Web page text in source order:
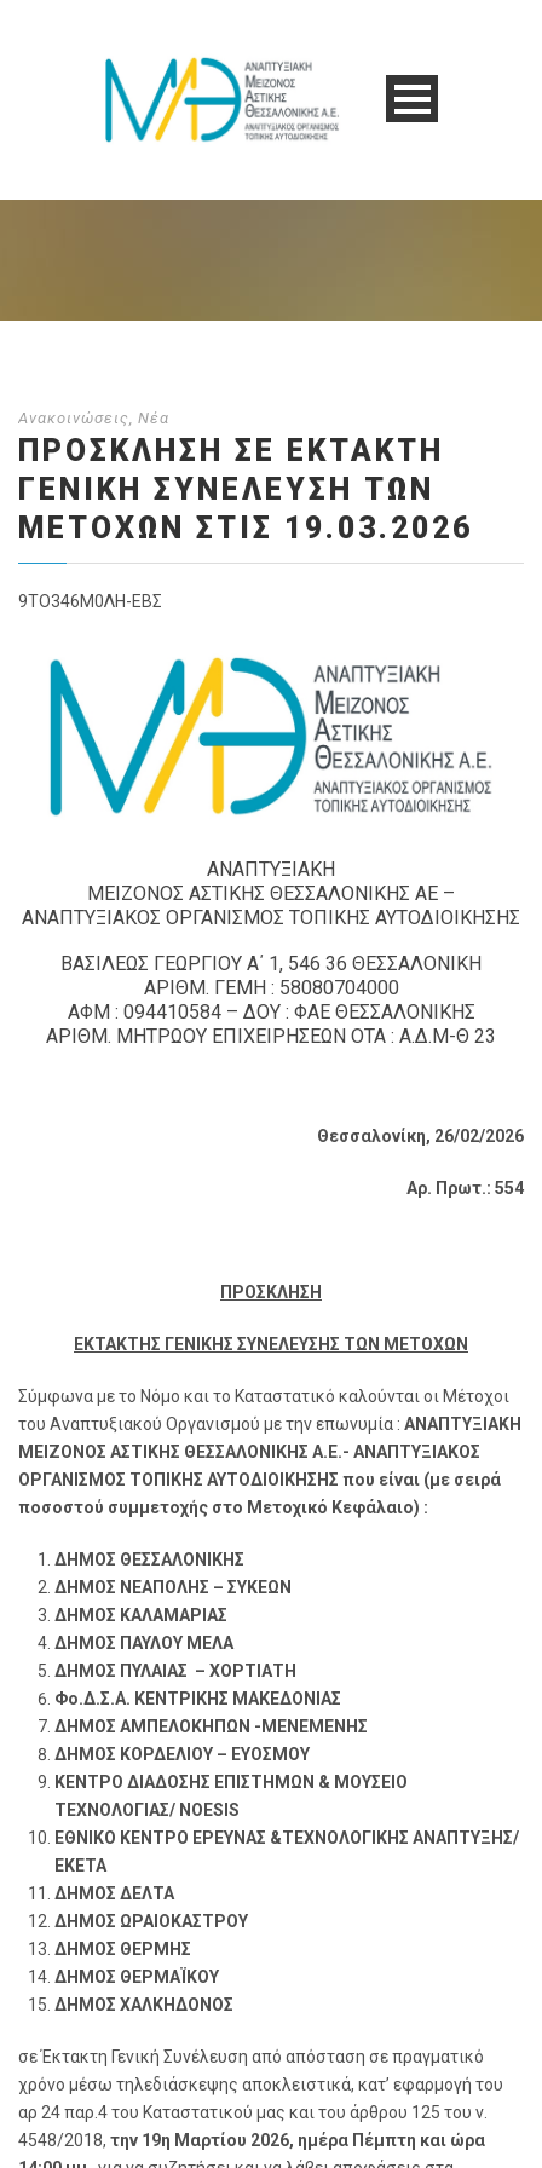
Ανακοινώσεις Νέα
ΠΡΟΣΚΛΗΣΗ ΣΕ EKTAKTH
ΓΕΝΙΚΗ ΣΥΝΕΛΕΥΣΗ ΤΩΝ
ΜΕΤΟΧΩΝ ΣΤΙΣ 19.03.2026
9ΤΟ346Μ0ΛΗ-ΕΒΣ
ΑΝΑΠΤΥΞΙΑΚΗ
ΜΕΙΖΟΝΟΣ ΑΣΤΙΚΗΣ ΘΕΣΣΑΛΟΝΙΚΗΣ ΑΕ –
ΑΝΑΠΤΥΞΙΑΚΟΣ ΟΡΓΑΝΙΣΜΟΣ ΤΟΠΙΚΗΣ ΑΥΤΟΔΙΟΙΚΗΣΗΣ
ΒΑΣΙΛΕΩΣ ΓΕΩΡΓΙΟΥ Α΄ 1, 546 36 ΘΕΣΣΑΛΟΝΙΚΗ
ΑΡΙΘΜ. ΓΕΜΗ : 58080704000
ΑΦΜ : 094410584 – ΔΟΥ : ΦΑΕ ΘΕΣΣΑΛΟΝΙΚΗΣ
ΑΡΙΘΜ. ΜΗΤΡΩΟΥ ΕΠΙΧΕΙΡΗΣΕΩΝ ΟΤΑ : Α.Δ.Μ-Θ 23
Θεσσαλονίκη, 26/02/2026
Αρ. Πρωτ.: 554
ΠΡΟΣΚΛΗΣΗ
ΕΚΤΑΚΤΗΣ ΓΕΝΙΚΗΣ ΣΥΝΕΛΕΥΣΗΣ ΤΩΝ ΜΕΤΟΧΩΝ
Σύμφωνα με το Νόμο και το Καταστατικό καλούνται οι Μέτοχοι
του Αναπτυξιακού Οργανισμού με την επωνυμία : ΑΝΑΠΤΥΞΙΑΚΗ
ΜΕΙΖΟΝΟΣ ΑΣΤΙΚΗΣ ΘΕΣΣΑΛΟΝΙΚΗΣ Α.Ε.- ΑΝΑΠΤΥΞΙΑΚΟΣ
ΟΡΓΑΝΙΣΜΟΣ ΤΟΠΙΚΗΣ ΑΥΤΟΔΙΟΙΚΗΣΗΣ που είναι (με σειρά
ποσοστού συμμετοχής στο Μετοχικό Κεφάλαιο) :
ΔΗΜΟΣ ΘΕΣΣΑΛΟΝΙΚΗΣ
ΔΗΜΟΣ ΝΕΑΠΟΛΗΣ – ΣΥΚΕΩΝ
ΔΗΜΟΣ ΚΑΛΑΜΑΡΙΑΣ
ΔΗΜΟΣ ΠΑΥΛΟΥ ΜΕΛΑ
ΔΗΜΟΣ ΠΥΛΑΙΑΣ – ΧΟΡΤΙΑΤΗ
Φο.Δ.Σ.Α. ΚΕΝΤΡΙΚΗΣ ΜΑΚΕΔΟΝΙΑΣ
ΔΗΜΟΣ ΑΜΠΕΛΟΚΗΠΩΝ -ΜΕΝΕΜΕΝΗΣ
ΔΗΜΟΣ ΚΟΡΔΕΛΙΟΥ – ΕΥΟΣΜΟΥ
ΚΕΝΤΡΟ ΔΙΑΔΟΣΗΣ ΕΠΙΣΤΗΜΩΝ & ΜΟΥΣΕΙΟ
ΤΕΧΝΟΛΟΓΙΑΣ/ NOESIS
ΕΘΝΙΚΟ ΚΕΝΤΡΟ ΕΡΕΥΝΑΣ &ΤΕΧΝΟΛΟΓΙΚΗΣ ΑΝΑΠΤΥΞΗΣ/
ΕΚΕΤΑ
ΔΗΜΟΣ ΔΕΛΤΑ
ΔΗΜΟΣ ΩΡΑΙΟΚΑΣΤΡΟΥ
ΔΗΜΟΣ ΘΕΡΜΗΣ
ΔΗΜΟΣ ΘΕΡΜΑΪΚΟΥ
ΔΗΜΟΣ ΧΑΛΚΗΔΟΝΟΣ
σε Έκτακτη Γενική Συνέλευση από απόσταση σε πραγματικό
χρόνο μέσω τηλεδιάσκεψης αποκλειστικά, κατ’ εφαρμογή του
αρ 24 παρ.4 του Καταστατικού μας και του άρθρου 125 του ν.
4548/2018, την 19η Μαρτίου 2026, ημέρα Πέμπτη και ώρα